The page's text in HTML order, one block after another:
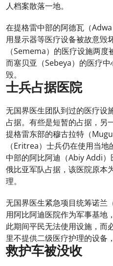
人档案散落一地。
在提格雷中部的阿德瓦（
用显示器等医疗设备被故意毁
（Semema）的医疗设施两度
而塞贝亚（Sebeya）的医疗
毁。
士兵占据医院
无国界医生团队到过的医疗设
占据。有些是短暂的占据，另
提格雷东部的穆古拉特（
（Eritrea）士兵仍在使用当
中部的阿比阿迪（Abiy Addi
俄比亚军队占据，该医院原本
理。
无国界医生紧急项目统筹诺兰
用阿比阿迪医院作为军事基地
此期间平民无法使用设施，而
里不提供二级医疗护理的设备
救护车被没收